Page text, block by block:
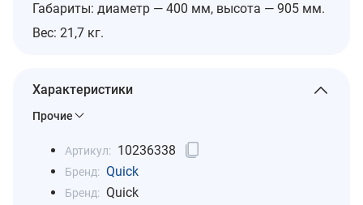
Габариты: диаметр — 400 мм, высота — 905 мм.
Вес: 21,7 кг.
Характеристики
Прочие
Артикул: 10236338
Бренд: Quick
Бренд: Quick